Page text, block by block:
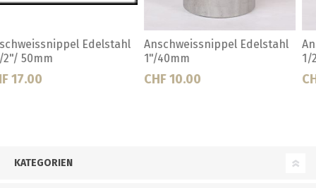
Anschweissnippel Edelstahl
1/2"/35mm
CHF 8.00
Anschweissnippel Edelstahl
1/4"/25mm
CHF 8.00
KATEGORIEN